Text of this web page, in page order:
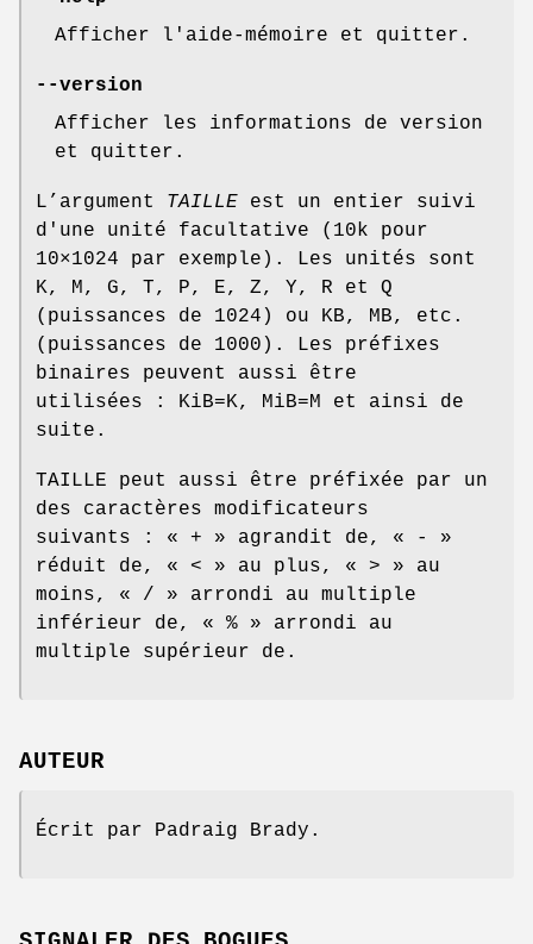
Afficher l'aide-mémoire et quitter.
--version
Afficher les informations de version
et quitter.
L’argument TAILLE est un entier suivi
d'une unité facultative (10k pour
10×1024 par exemple). Les unités sont
K, M, G, T, P, E, Z, Y, R et Q
(puissances de 1024) ou KB, MB, etc.
(puissances de 1000). Les préfixes
binaires peuvent aussi être
utilisées : KiB=K, MiB=M et ainsi de
suite.
TAILLE peut aussi être préfixée par un
des caractères modificateurs
suivants : « + » agrandit de, « - »
réduit de, « < » au plus, « > » au
moins, « / » arrondi au multiple
inférieur de, « % » arrondi au
multiple supérieur de.
AUTEUR
Écrit par Padraig Brady.